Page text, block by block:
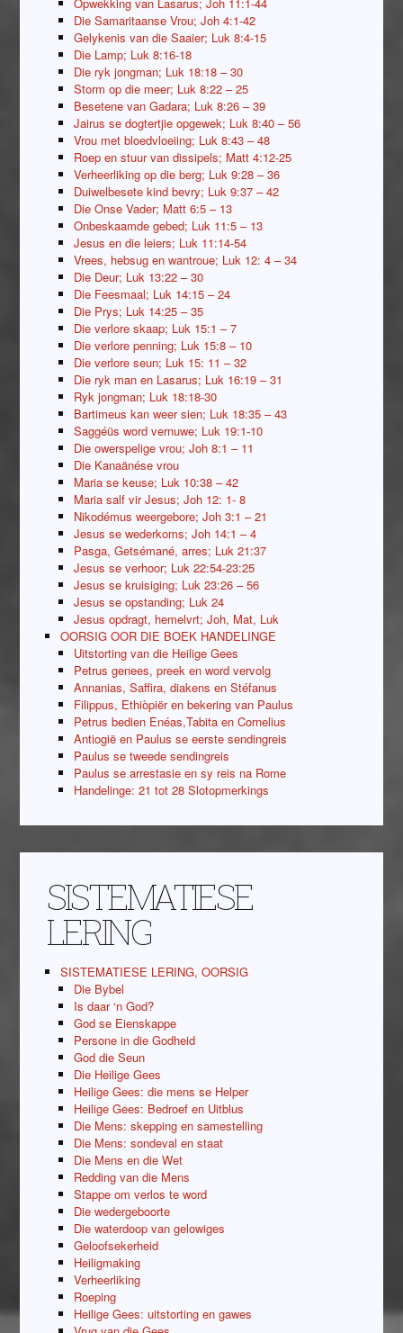
Die Samaritaanse Vrou; Joh 4:1-42
Gelykenis van die Saaier; Luk 8:4-15
Die Lamp; Luk 8:16-18
Die ryk jongman; Luk 18:18 – 30
Storm op die meer; Luk 8:22 – 25
Besetene van Gadara; Luk 8:26 – 39
Jairus se dogtertjie opgewek; Luk 8:40 – 56
Vrou met bloedvloeiing; Luk 8:43 – 48
Roep en stuur van dissipels; Matt 4:12-25
Verheerliking op die berg; Luk 9:28 – 36
Duiwelbesete kind bevry; Luk 9:37 – 42
Die Onse Vader; Matt 6:5 – 13
Onbeskaamde gebed; Luk 11:5 – 13
Jesus en die leiers; Luk 11:14-54
Vrees, hebsug en wantroue; Luk 12: 4 – 34
Die Deur; Luk 13:22 – 30
Die Feesmaal; Luk 14:15 – 24
Die Prys; Luk 14:25 – 35
Die verlore skaap; Luk 15:1 – 7
Die verlore penning; Luk 15:8 – 10
Die verlore seun; Luk 15: 11 – 32
Die ryk man en Lasarus; Luk 16:19 – 31
Ryk jongman; Luk 18:18-30
Bartimeus kan weer sien; Luk 18:35 – 43
Saggéüs word vernuwe; Luk 19:1-10
Die owerspelige vrou; Joh 8:1 – 11
Die Kanaänése vrou
Maria se keuse; Luk 10:38 – 42
Maria salf vir Jesus; Joh 12: 1- 8
Nikodémus weergebore; Joh 3:1 – 21
Jesus se wederkoms; Joh 14:1 – 4
Pasga, Getsémané, arres; Luk 21:37
Jesus se verhoor; Luk 22:54-23:25
Jesus se kruisiging; Luk 23:26 – 56
Jesus se opstanding; Luk 24
Jesus opdragt, hemelvrt; Joh, Mat, Luk
OORSIG OOR DIE BOEK HANDELINGE
Uitstorting van die Heilige Gees
Petrus genees, preek en word vervolg
Annanias, Saffira, diakens en Stéfanus
Filippus, Ethiòpiër en bekering van Paulus
Petrus bedien Enéas,Tabita en Cornelius
Antiogië en Paulus se eerste sendingreis
Paulus se tweede sendingreis
Paulus se arrestasie en sy reis na Rome
Handelinge: 21 tot 28 Slotopmerkings
SISTEMATIESE
LERING
SISTEMATIESE LERING, OORSIG
Die Bybel
Is daar ‘n God?
God se Eienskappe
Persone in die Godheid
God die Seun
Die Heilige Gees
Heilige Gees: die mens se Helper
Heilige Gees: Bedroef en Uitblus
Die Mens: skepping en samestelling
Die Mens: sondeval en staat
Die Mens en die Wet
Redding van die Mens
Stappe om verlos te word
Die wedergeboorte
Die waterdoop van gelowiges
Geloofsekerheid
Heiligmaking
Verheerliking
Roeping
Heilige Gees: uitstorting en gawes